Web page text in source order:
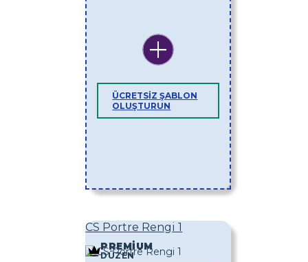
ÜCRETSIZ ŞABLON
OLUŞTURUN
CS Portre Rengi 1
PREMIUM
DÜZEN